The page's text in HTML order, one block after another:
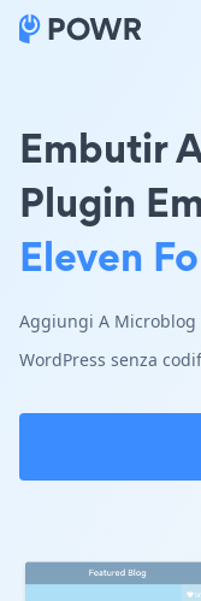
Embutir
Plugin
Eleven
Aggiungi A
WordPress senza